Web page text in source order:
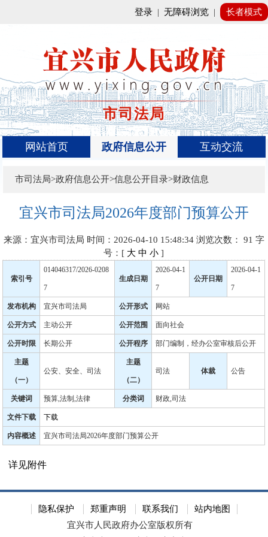
登录 | 无障碍浏览 | 长者模式
市司法局
网站首页 政府信息公开 互动交流
市司法局>政府信息公开>信息公开目录>财政信息
宜兴市司法局2026年度部门预算公开
来源：宜兴市司法局 时间：2026-04-10 15:48:34 浏览次数： 91 字
号：[ 大 中 小 ]
索引号
014046317/2026-0208
7
生成日期
2026-04-1
7
公开日期
2026-04-1
7
发布机构 宜兴市司法局 公开形式 网站
公开方式 主动公开 公开范围 面向社会
公开时限 长期公开 公开程序 部门编制，经办公室审核后公开
主题
（一）
公安、安全、司法
主题
（二）
司法 体裁 公告
关键词 预算,法制,法律 分类词 财政,司法
文件下载 下载
内容概述 宜兴市司法局2026年度部门预算公开
详见附件
隐私保护 郑重声明 联系我们
站内地图
宜兴市人民政府办公室版权所有